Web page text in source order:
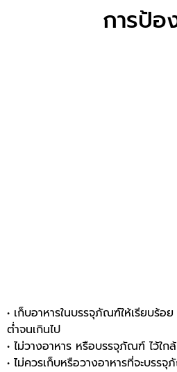
การป้อ
• เก็บอาหารในบรรจุภัณฑ์ให้เรียบร้
ต่ำจนเกินไป
• ไม่วางอาหาร หรือบรรจุภัณฑ์ ไว้ใ
• ไม่ควรเก็บหรือวางอาหารที่จะบรร